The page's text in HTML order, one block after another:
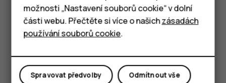
Tablety
Pomohlo vám to?
Ano Ne
možnosti „Nastavení souborů cookie“ v dolní
části webu. Přečtěte si více o našichzásadách
používání souborů cookie.
Odmítnout vše
Spravovat předvolby